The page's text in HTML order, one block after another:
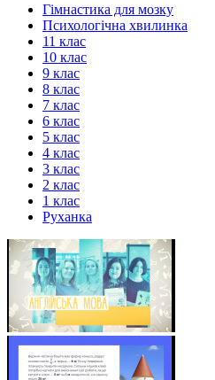
Гімнастика для мозку
Психологічна хвилинка
11 клас
10 клас
9 клас
8 клас
7 клас
6 клас
5 клас
4 клас
3 клас
2 клас
1 клас
Руханка